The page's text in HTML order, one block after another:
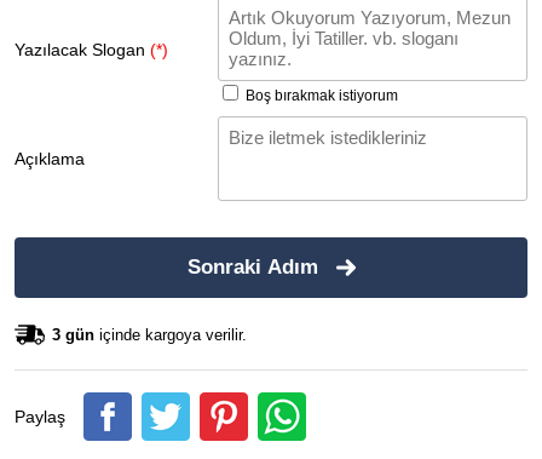
Yazılacak Slogan (*)
Boş bırakmak istiyorum
Açıklama
Sonraki Adım
3 gün içinde kargoya verilir.
Paylaş